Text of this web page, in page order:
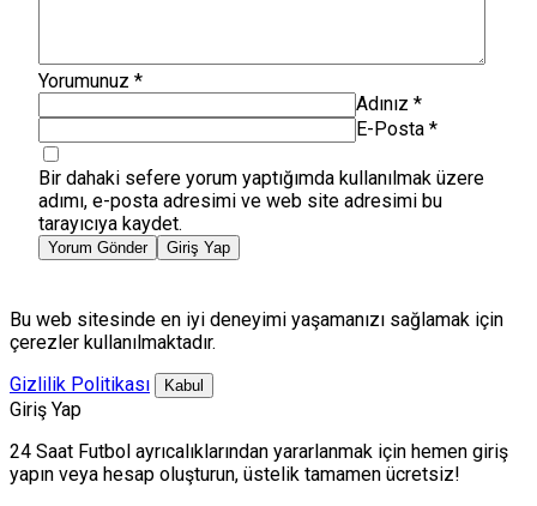
Yorumunuz *
Adınız *
E-Posta *
Bir dahaki sefere yorum yaptığımda kullanılmak üzere
adımı, e-posta adresimi ve web site adresimi bu
tarayıcıya kaydet.
Yorum Gönder Giriş Yap
Bu web sitesinde en iyi deneyimi yaşamanızı sağlamak için
çerezler kullanılmaktadır.
Gizlilik Politikası
Kabul
Giriş Yap
24 Saat Futbol ayrıcalıklarından yararlanmak için hemen giriş
yapın veya hesap oluşturun, üstelik tamamen ücretsiz!